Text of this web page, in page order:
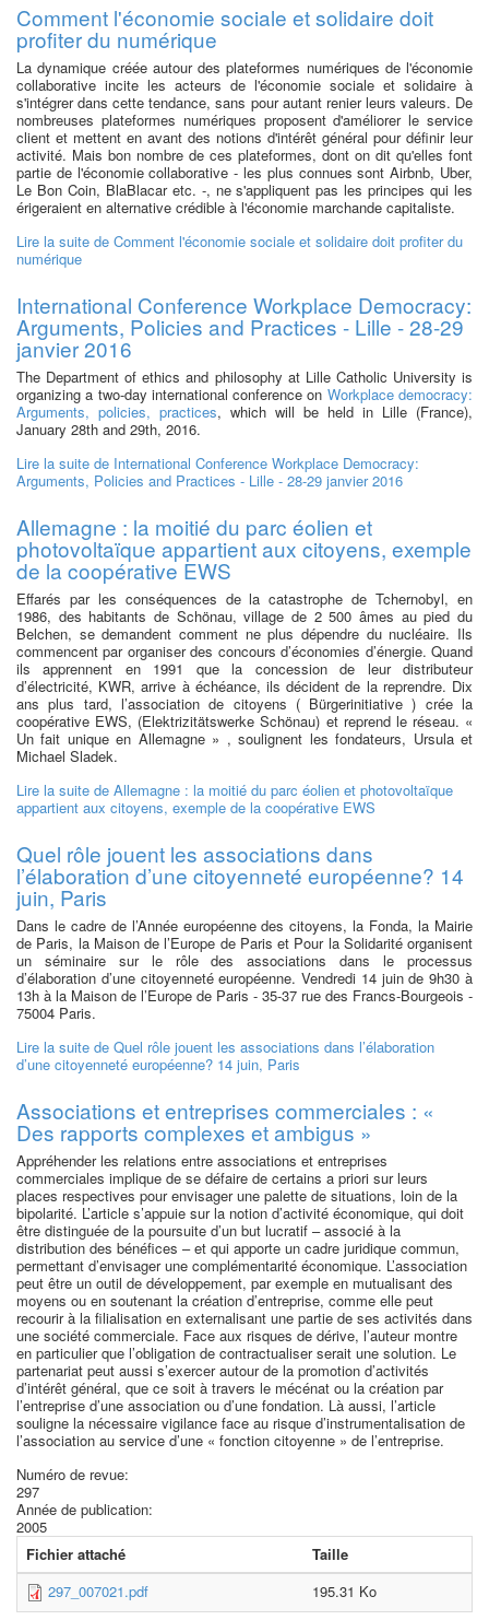
Comment l'économie sociale et solidaire doit
profiter du numérique
La dynamique créée autour des plateformes numériques de l'économie
collaborative incite les acteurs de l'économie sociale et solidaire à
s'intégrer dans cette tendance, sans pour autant renier leurs valeurs. De
nombreuses plateformes numériques proposent d'améliorer le service
client et mettent en avant des notions d'intérêt général pour définir leur
activité. Mais bon nombre de ces plateformes, dont on dit qu'elles font
partie de l'économie collaborative - les plus connues sont Airbnb, Uber,
Le Bon Coin, BlaBlacar etc. -, ne s'appliquent pas les principes qui les
érigeraient en alternative crédible à l'économie marchande capitaliste.
Lire la suite de Comment l'économie sociale et solidaire doit profiter du
numérique
International Conference Workplace Democracy:
Arguments, Policies and Practices - Lille - 28-29
janvier 2016
The Department of ethics and philosophy at Lille Catholic University is
organizing a two-day international conference on Workplace democracy:
Arguments, policies, practices, which will be held in Lille (France),
January 28th and 29th, 2016.
Lire la suite de International Conference Workplace Democracy:
Arguments, Policies and Practices - Lille - 28-29 janvier 2016
Allemagne : la moitié du parc éolien et
photovoltaïque appartient aux citoyens, exemple
de la coopérative EWS
Effarés par les conséquences de la catastrophe de Tchernobyl, en
1986, des habitants de Schönau, village de 2 500 âmes au pied du
Belchen, se demandent comment ne plus dépendre du nucléaire. Ils
commencent par organiser des concours d’économies d’énergie. Quand
ils apprennent en 1991 que la concession de leur distributeur
d’électricité, KWR, arrive à échéance, ils décident de la reprendre. Dix
ans plus tard, l’association de citoyens ( Bürgerinitiative ) crée la
coopérative EWS, (Elektrizitätswerke Schönau) et reprend le réseau. «
Un fait unique en Allemagne » , soulignent les fondateurs, Ursula et
Michael Sladek.
Lire la suite de Allemagne : la moitié du parc éolien et photovoltaïque
appartient aux citoyens, exemple de la coopérative EWS
Quel rôle jouent les associations dans
l’élaboration d’une citoyenneté européenne? 14
juin, Paris
Dans le cadre de l’Année européenne des citoyens, la Fonda, la Mairie
de Paris, la Maison de l’Europe de Paris et Pour la Solidarité organisent
un séminaire sur le rôle des associations dans le processus
d’élaboration d’une citoyenneté européenne. Vendredi 14 juin de 9h30 à
13h à la Maison de l’Europe de Paris - 35-37 rue des Francs-Bourgeois -
75004 Paris.
Lire la suite de Quel rôle jouent les associations dans l’élaboration
d’une citoyenneté européenne? 14 juin, Paris
Associations et entreprises commerciales : «
Des rapports complexes et ambigus »
Appréhender les relations entre associations et entreprises
commerciales implique de se défaire de certains a priori sur leurs
places respectives pour envisager une palette de situations, loin de la
bipolarité. L’article s’appuie sur la notion d’activité économique, qui doit
être distinguée de la poursuite d’un but lucratif – associé à la
distribution des bénéfices – et qui apporte un cadre juridique commun,
permettant d’envisager une complémentarité économique. L’association
peut être un outil de développement, par exemple en mutualisant des
moyens ou en soutenant la création d’entreprise, comme elle peut
recourir à la filialisation en externalisant une partie de ses activités dans
une société commerciale. Face aux risques de dérive, l’auteur montre
en particulier que l’obligation de contractualiser serait une solution. Le
partenariat peut aussi s’exercer autour de la promotion d’activités
d’intérêt général, que ce soit à travers le mécénat ou la création par
l’entreprise d’une association ou d’une fondation. Là aussi, l’article
souligne la nécessaire vigilance face au risque d’instrumentalisation de
l’association au service d’une « fonction citoyenne » de l’entreprise.
Numéro de revue:
297
Année de publication:
2005
Fichier attaché
Taille
297_007021.pdf
195.31 Ko